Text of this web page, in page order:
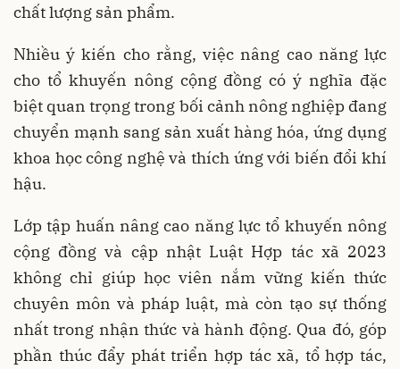
chất lượng sản phẩm.
Nhiều ý kiến cho rằng, việc nâng cao năng lực
cho tổ khuyến nông cộng đồng có ý nghĩa đặc
biệt quan trọng trong bối cảnh nông nghiệp đang
chuyển mạnh sang sản xuất hàng hóa, ứng dụng
khoa học công nghệ và thích ứng với biến đổi khí
hậu.
Lớp tập huấn nâng cao năng lực tổ khuyến nông
cộng đồng và cập nhật Luật Hợp tác xã 2023
không chỉ giúp học viên nắm vững kiến thức
chuyên môn và pháp luật, mà còn tạo sự thống
nhất trong nhận thức và hành động. Qua đó, góp
phần thúc đẩy phát triển hợp tác xã, tổ hợp tác,